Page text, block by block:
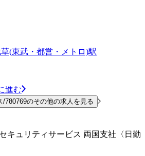
(東武・都営・メトロ)駅
進む
780769のその他の求人を見る
キュリティサービス 両国支社〈日勤